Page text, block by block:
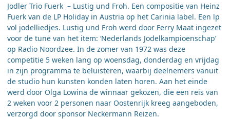
Jodler Trio Fuerk – Lustig und Froh. Een compositie van Heinz
Fuerk van de LP Holiday in Austria op het Carinia label. Een lp
vol jodelliedjes. Lustig und Froh werd door Ferry Maat ingezet
voor de tune van het item: ‘Nederlands Jodelkampioenschap’
op Radio Noordzee. In de zomer van 1972 was deze
competitie 5 weken lang op woensdag, donderdag en vrijdag
in zijn programma te beluisteren, waarbij deelnemers vanuit
de studio hun kunsten konden laten horen. Aan het einde
werd door Olga Lowina de winnaar gekozen, die een reis van
2 weken voor 2 personen naar Oostenrijk kreeg aangeboden,
verzorgd door sponsor Neckermann Reizen.